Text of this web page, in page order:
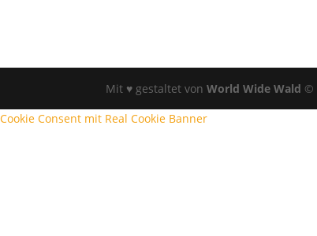
Mit ♥ gestaltet vonWorld Wide Wald ©
Cookie Consent mit Real Cookie Banner